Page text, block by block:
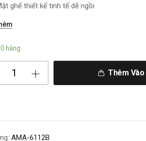
ghế thiết kế tinh tế dễ ngồi
hàng
Thêm Vào
AMA-6112B